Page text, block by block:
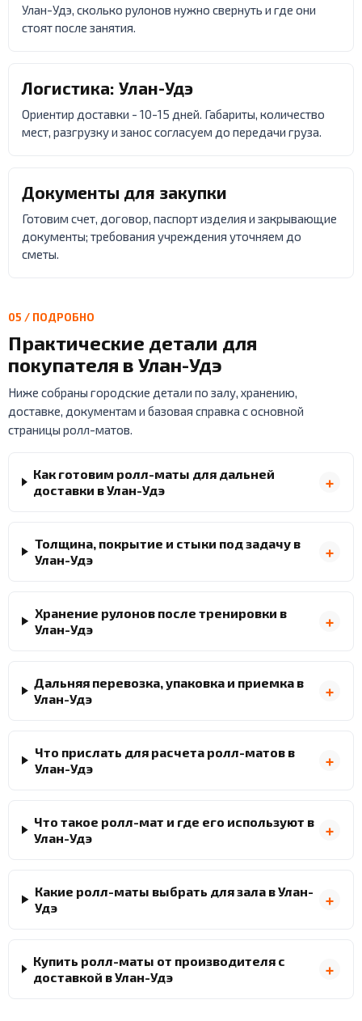
Улан-Удэ, сколько рулонов нужно свернуть и где они
стоят после занятия.
Логистика: Улан-Удэ
Ориентир доставки - 10-15 дней. Габариты, количество
мест, разгрузку и занос согласуем до передачи груза.
Документы для закупки
Готовим счет, договор, паспорт изделия и закрывающие
документы; требования учреждения уточняем до
сметы.
05 / ПОДРОБНО
Практические детали для
покупателя в Улан-Удэ
Ниже собраны городские детали по залу, хранению,
доставке, документам и базовая справка с основной
страницы ролл-матов.
Как готовим ролл-маты для дальней
доставки в Улан-Удэ
Толщина, покрытие и стыки под задачу в
Улан-Удэ
Хранение рулонов после тренировки в
Улан-Удэ
Дальняя перевозка, упаковка и приемка в
Улан-Удэ
Что прислать для расчета ролл-матов в
Улан-Удэ
Что такое ролл-мат и где его используют в
Улан-Удэ
Какие ролл-маты выбрать для зала в Улан-
Удэ
Купить ролл-маты от производителя с
доставкой в Улан-Удэ